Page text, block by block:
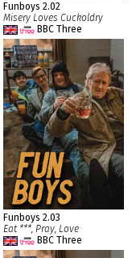
Funboys 2.02
Misery Loves Cuckoldry
BBC Three
Funboys 2.03
Eat ***, Pray, Love
BBC Three